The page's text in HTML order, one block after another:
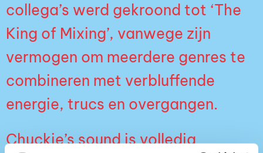
collega’s werd gekroond tot ‘The
King of Mixing’, vanwege zijn
vermogen om meerdere genres te
combineren met verbluffende
energie, trucs en overgangen.
Chuckie’s sound is volledig